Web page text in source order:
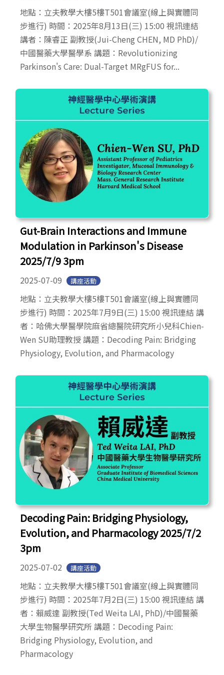
地點：立夫教學大樓5樓T501會議室(線上與實體同
步進行) 時間：2025年8月13日(三) 15:00 視訊連結
講者：陳睿正 副教授(Jui-Cheng CHEN, MD PhD)/
中國醫藥大學醫學系 講題：Revolutionizing
Parkinson's Care: Dual-Target MRgFUS for...
Gut-Brain Interactions and Immune
Modulation in Parkinson's Disease
2025/7/9 3pm
2025-07-09 講座活動
地點：立夫教學大樓5樓T501會議室(線上與實體同
步進行) 時間：2025年7月9日(三) 15:00 視訊連結 講
者：哈佛大學醫學院麻省總醫院研究所小兒科Chien-
Wen SU助理教授 講題：Decoding Pain: Bridging
Physiology, Evolution, and Pharmacology
Decoding Pain: Bridging Physiology,
Evolution, and Pharmacology 2025/7/2
3pm
2025-07-02 講座活動
地點：立夫教學大樓5樓T501會議室(線上與實體同
步進行) 時間：2025年7月2日(三) 15:00 視訊連結 講
者：賴威達 副教授(Ted Weita LAI, PhD)/中國醫藥
大學生物醫學研究所 講題：Decoding Pain:
Bridging Physiology, Evolution, and
Pharmacology